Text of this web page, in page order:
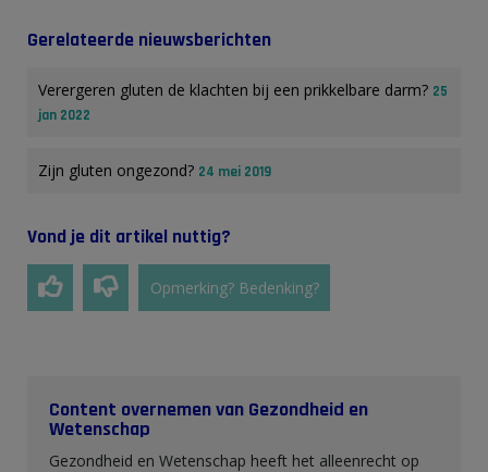
Gerelateerde nieuwsberichten
Verergeren gluten de klachten bij een prikkelbare darm? 25
jan 2022
Zijn gluten ongezond? 24 mei 2019
Vond je dit artikel nuttig?
Opmerking? Bedenking?
Content overnemen van Gezondheid en
Wetenschap
Gezondheid en Wetenschap heeft het alleenrecht op